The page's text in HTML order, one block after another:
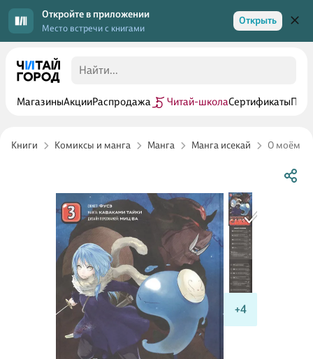
Откройте в приложении
Место встречи с книгами
Открыть
МагазиныАкцииРаспродажа Читай-школаСертификаты
Книги Комиксы и манга Манга Манга исекай О моём
+4